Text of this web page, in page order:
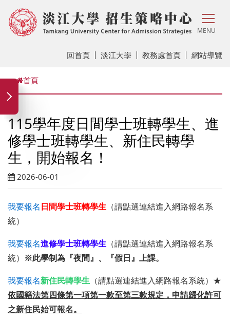
MENU
回首頁 淡江大學 教務處首頁 網站導覽
首頁
115學年度日間學士班轉學生、進
修學士班轉學生、新住民轉學
生，開始報名！
2026-06-01
我要報名日間學士班轉學生 （請點選連結進入網路報名系
統）
我要報名進修學士班轉學生 （請點選連結進入網路報名系
統） ※此學制為『夜間』、『假日』上課。
我要報名新住民轉學生 （請點選連結進入網路報名系統）★
依國籍法第四條第一項第一款至第三款規定，申請歸化許可
之新住民始可報名。